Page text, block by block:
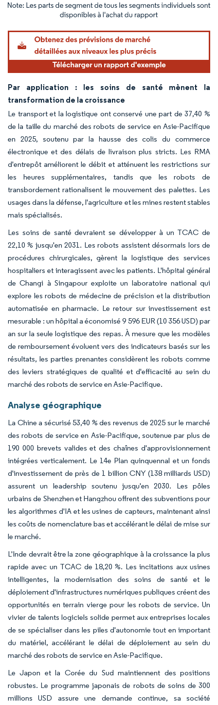
Image © Mordor Intelligence. La réutilisation nécessite une attribution sous CC BY
Par application : les soins de santé mènent la
transformation de la croissance
Le transport et la logistique ont conservé une part de 37,40 %
de la taille du marché des robots de service en Asie-Pacifique
en 2025, soutenu par la hausse des colis du commerce
électronique et des délais de livraison plus stricts. Les RMA
d'entrepôt améliorent le débit et atténuent les restrictions sur
les heures supplémentaires, tandis que les robots de
transbordement rationalisent le mouvement des palettes. Les
usages dans la défense, l'agriculture et les mines restent stables
mais spécialisés.
Les soins de santé devraient se développer à un TCAC de
22,10 % jusqu'en 2031. Les robots assistent désormais lors de
procédures chirurgicales, gèrent la logistique des services
hospitaliers et interagissent avec les patients. L'hôpital général
de Changi à Singapour exploite un laboratoire national qui
explore les robots de médecine de précision et la distribution
automatisée en pharmacie. Le retour sur investissement est
mesurable : un hôpital a économisé 9 596 EUR (10 356 USD) par
an sur la seule logistique des repas. À mesure que les modèles
de remboursement évoluent vers des indicateurs basés sur les
résultats, les parties prenantes considèrent les robots comme
des leviers stratégiques de qualité et d'efficacité au sein du
marché des robots de service en Asie-Pacifique.
Analyse géographique
La Chine a sécurisé 53,40 % des revenus de 2025 sur le marché
des robots de service en Asie-Pacifique, soutenue par plus de
190 000 brevets valides et des chaînes d'approvisionnement
intégrées verticalement. Le 14e Plan quinquennal et un fonds
d'investissement de près de 1 billion CNY (138 milliards USD)
assurent un leadership soutenu jusqu'en 2030. Les pôles
urbains de Shenzhen et Hangzhou offrent des subventions pour
les algorithmes d'IA et les usines de capteurs, maintenant ainsi
les coûts de nomenclature bas et accélérant le délai de mise sur
le marché.
L'Inde devrait être la zone géographique à la croissance la plus
rapide avec un TCAC de 18,20 %. Les incitations aux usines
intelligentes, la modernisation des soins de santé et le
déploiement d'infrastructures numériques publiques créent des
opportunités en terrain vierge pour les robots de service. Un
vivier de talents logiciels solide permet aux entreprises locales
de se spécialiser dans les piles d'autonomie tout en important
du matériel, accélérant le délai de déploiement au sein du
marché des robots de service en Asie-Pacifique.
Le Japon et la Corée du Sud maintiennent des positions
robustes. Le programme japonais de robots de soins de 300
millions USD assure une demande continue, sa société